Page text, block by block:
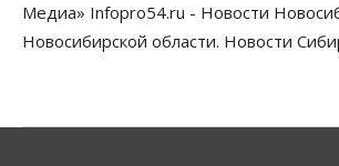
Власть Город
В мэрии Новосибирска объяснили
Медиа» Infopro54.ru - Новости
Новосибирской области. Новости